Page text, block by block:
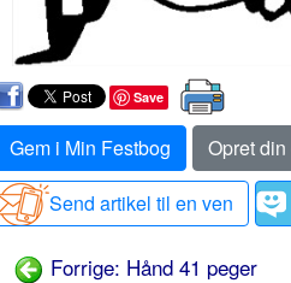
Save
Gem i Min Festbog
Opret
Send artikel til en ven
Forrige: Hånd 41 peger